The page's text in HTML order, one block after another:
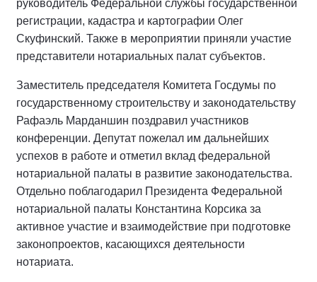
руководитель Федеральной службы государственной
регистрации, кадастра и картографии Олег
Скуфинский. Также в мероприятии приняли участие
представители нотариальных палат субъектов.
Заместитель председателя Комитета Госдумы по
государственному строительству и законодательству
Рафаэль Марданшин поздравил участников
конференции. Депутат пожелал им дальнейших
успехов в работе и отметил вклад федеральной
нотариальной палаты в развитие законодательства.
Отдельно поблагодарил Президента Федеральной
нотариальной палаты Константина Корсика за
активное участие и взаимодействие при подготовке
законопроектов, касающихся деятельности
нотариата.